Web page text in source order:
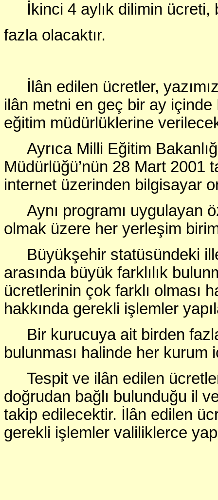
İkinci 4 aylık dilimin
fazla olacaktır.
İlân edilen ücretler,
ilân metni en geç bir ay
eğitim müdürlüklerine
Ayrıca Milli Eğitim
Müdürlüğü’nün 28 Mart 2001
internet üzerinden bilgisayar
Aynı programı uygulayan
olmak üzere her yerleşim
Büyükşehir statüsündeki
arasında büyük farklılık
ücretlerinin çok farklı olması
hakkında gerekli işlemler
Bir kurucuya ait birden
bulunması halinde her kurum
Tespit ve ilân edilen
doğrudan bağlı bulunduğu il
takip edilecektir. İlân edilen
gerekli işlemler valiliklerce